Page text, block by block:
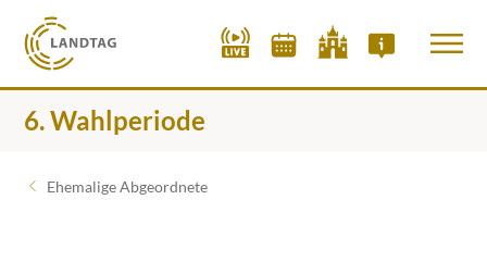
6. Wahlperiode
Ehemalige Abgeordnete